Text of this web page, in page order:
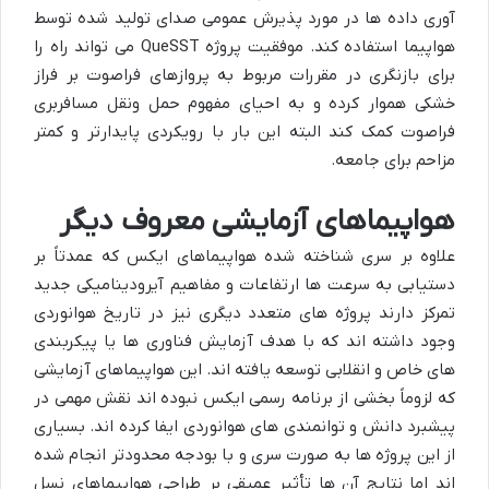
آوری داده ها در مورد پذیرش عمومی صدای تولید شده توسط
هواپیما استفاده کند. موفقیت پروژه QueSST می تواند راه را
برای بازنگری در مقررات مربوط به پروازهای فراصوت بر فراز
خشکی هموار کرده و به احیای مفهوم حمل ونقل مسافربری
فراصوت کمک کند البته این بار با رویکردی پایدارتر و کمتر
مزاحم برای جامعه.
هواپیماهای آزمایشی معروف دیگر
علاوه بر سری شناخته شده هواپیماهای ایکس که عمدتاً بر
دستیابی به سرعت ها ارتفاعات و مفاهیم آیرودینامیکی جدید
تمرکز دارند پروژه های متعدد دیگری نیز در تاریخ هوانوردی
وجود داشته اند که با هدف آزمایش فناوری ها یا پیکربندی
های خاص و انقلابی توسعه یافته اند. این هواپیماهای آزمایشی
که لزوماً بخشی از برنامه رسمی ایکس نبوده اند نقش مهمی در
پیشبرد دانش و توانمندی های هوانوردی ایفا کرده اند. بسیاری
از این پروژه ها به صورت سری و با بودجه محدودتر انجام شده
اند اما نتایج آن ها تأثیر عمیقی بر طراحی هواپیماهای نسل